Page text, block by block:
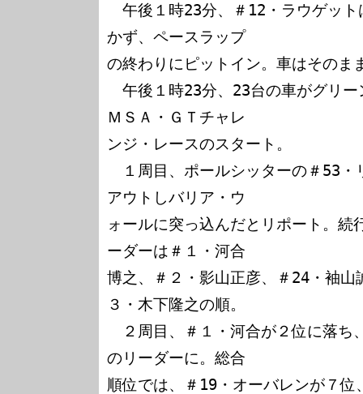
午後１時23分、＃12・ラウゲット
かず、ペースラップ
の終わりにピットイン。車はそのま
午後１時23分、23台の車がグリー
ＭＳＡ・ＧＴチャレ
ンジ・レースのスタート。
１周目、ポールシッターの＃53・
アウトしバリア・ウ
ォールに突っ込んだとリポート。続
ーダーは＃１・河合
博之、＃２・影山正彦、＃24・袖
３・木下隆之の順。
２周目、＃１・河合が２位に落ち
のリーダーに。総合
順位では、＃19・オーバレンが７